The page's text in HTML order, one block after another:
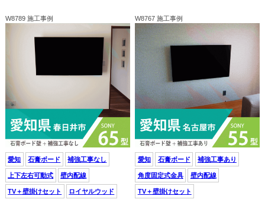
W8789 施工事例
愛知 石膏ボード 補強工事なし
上下左右可動式 壁内配線
TV＋壁掛けセット ロイヤルウッド
W8767 施工事例
愛知 石膏ボード 補強工事あり
角度固定式金具 壁内配線
TV＋壁掛けセット